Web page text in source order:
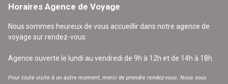
Horaires Agence de Voyage
Nous sommes heureux de vous accueillir dans notre agence de
voyage sur rendez-vous.
Agence ouverte le lundi au vendredi de 9h à 12h et de 14h à 18h.
Pour toute visite à un autre moment, merci de prendre rendez-vous. Nous vous